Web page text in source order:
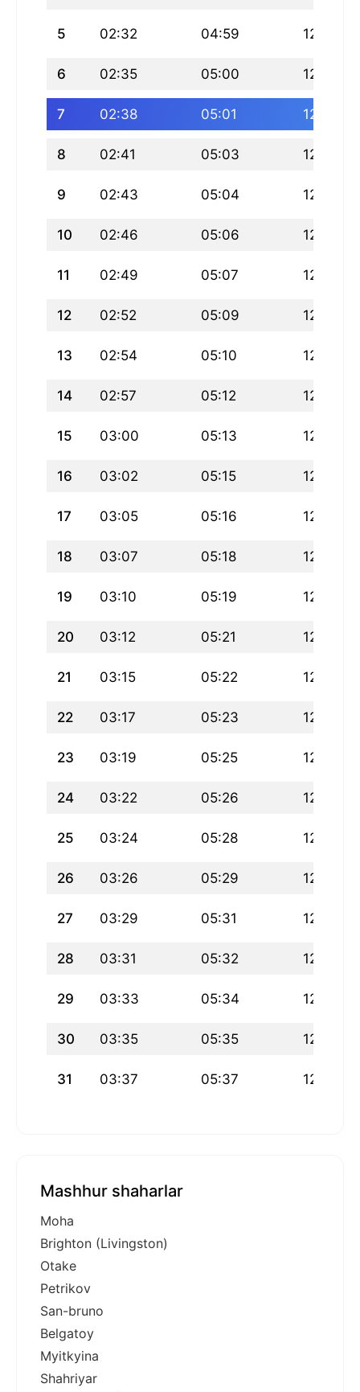
5 02:32 04:59 12:28
6 02:35 05:00 12:28
7 02:38 05:01 12:28
8 02:41 05:03 12:28
9 02:43 05:04 12:28
10 02:46 05:06 12:28
11 02:49 05:07 12:28
12 02:52 05:09 12:28
13 02:54 05:10 12:27
14 02:57 05:12 12:27
15 03:00 05:13 12:27
16 03:02 05:15 12:27
17 03:05 05:16 12:27
18 03:07 05:18 12:26
19 03:10 05:19 12:26
20 03:12 05:21 12:26
21 03:15 05:22 12:26
22 03:17 05:23 12:25
23 03:19 05:25 12:25
24 03:22 05:26 12:25
25 03:24 05:28 12:25
26 03:26 05:29 12:24
27 03:29 05:31 12:24
28 03:31 05:32 12:24
29 03:33 05:34 12:23
30 03:35 05:35 12:23
31 03:37 05:37 12:23
Mashhur shaharlar
Moha
Brighton (Livingston)
Otake
Petrikov
San-bruno
Belgatoy
Myitkyina
Shahriyar